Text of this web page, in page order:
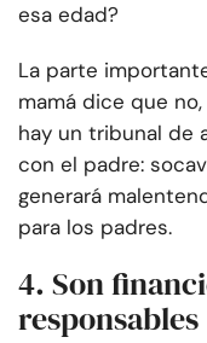
esa edad?
La parte
mamá dice que
hay un tribunal de
con el padre:
generará
para los padres.
4. Son
responsables